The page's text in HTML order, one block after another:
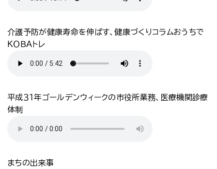
介護予防が健康寿命を伸ばす、健康づくりコラムおうちで
ＫＯＢＡトレ
平成３１年ゴールデンウィークの市役所業務、医療機関診療
体制
まちの出来事